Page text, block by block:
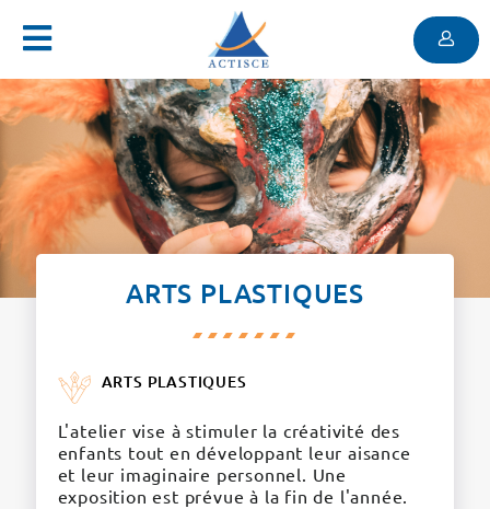
Menu
ARTS PLASTIQUES
ARTS PLASTIQUES
L'atelier vise à stimuler la créativité des
enfants tout en développant leur aisance
et leur imaginaire personnel. Une
exposition est prévue à la fin de l'année.